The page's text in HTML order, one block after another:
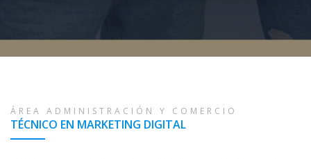
ÁREA ADMINISTRACIÓN Y COMERCIO
TÉCNICO EN MARKETING DIGITAL